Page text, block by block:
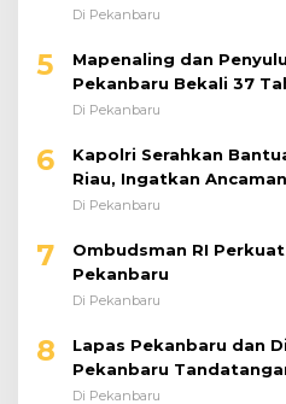
Mapenaling dan
Edukasi TBC, HIV, dan
Di Pekanbaru
Kapolri Serahkan
Prioritaskan
Di Pekanbaru
Ombudsman RI
Di Pekanbaru
Lapas Pekanbaru dan
Dibekali Keterampilan
Di Pekanbaru
Bersihkan Lahan